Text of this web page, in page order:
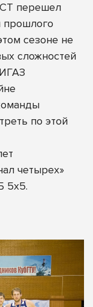
перешел
прошлого
сезоне не
сложностей
по этой
четырех»
5х5.